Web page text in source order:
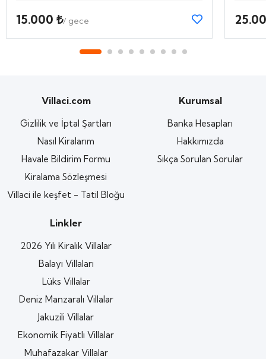
15.000 ₺/ gece
Villaci.com
Gizlilik ve İptal Şartları
Nasıl Kiralarım
Havale Bildirim Formu
Kiralama Sözleşmesi
Villaci ile keşfet - Tatil Bloğu
Kurumsal
Banka Hesapları
Hakkımızda
Sıkça Sorulan Sorular
Linkler
2026 Yılı Kiralık Villalar
Balayı Villaları
Lüks Villalar
Deniz Manzaralı Villalar
Jakuzili Villalar
Ekonomik Fiyatlı Villalar
Muhafazakar Villalar